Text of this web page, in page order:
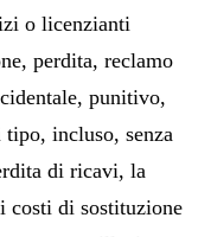
o licenzianti
perdita, reclamo
punitivo,
tipo, incluso, senza
di ricavi, la
costi di sostituzione